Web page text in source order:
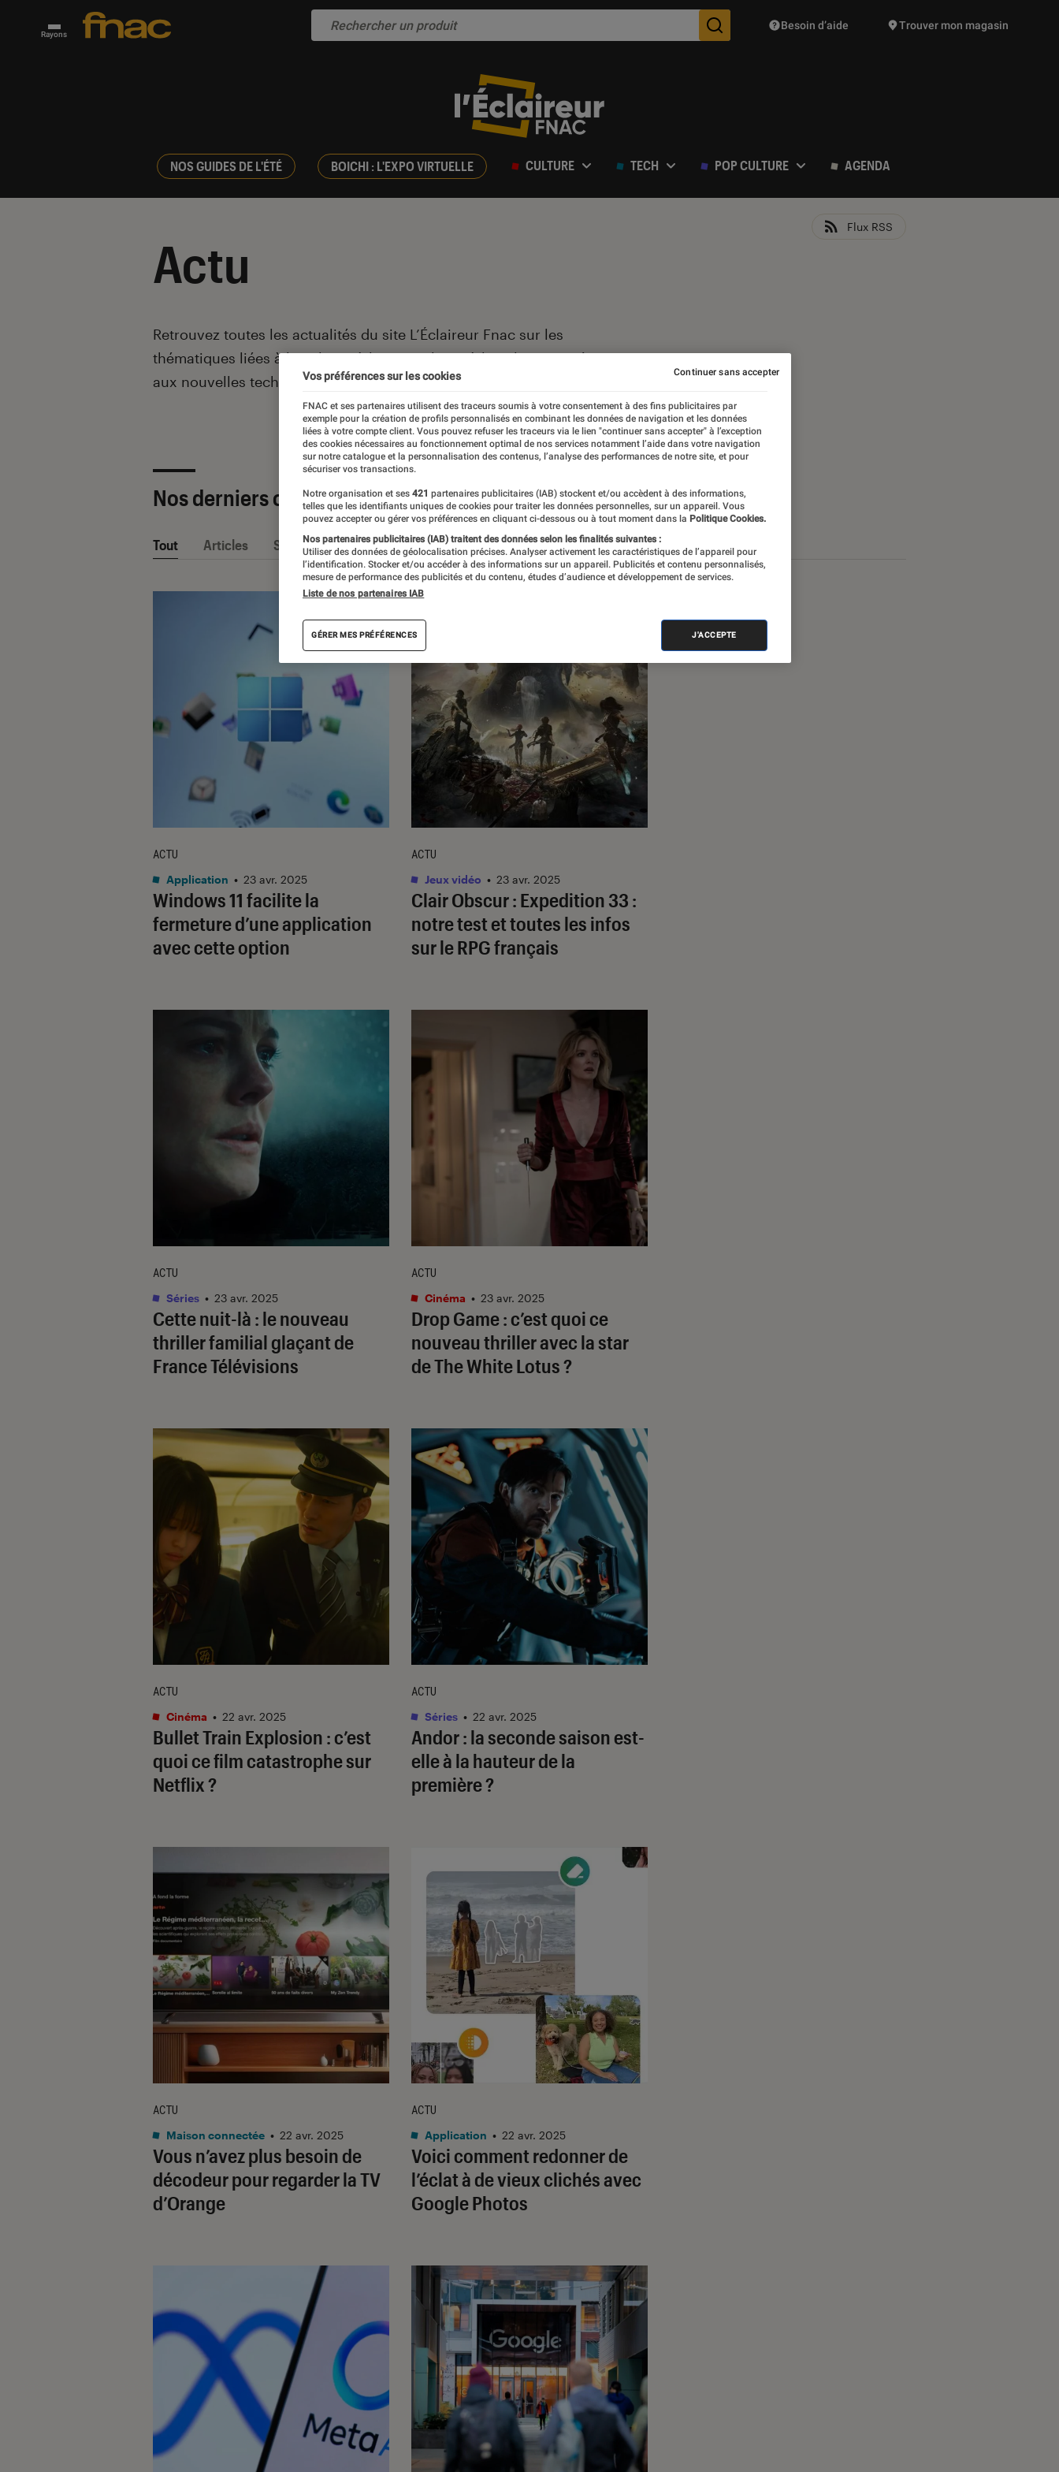
Rayons Des suggestions de produits vont vous être proposées
Besoin d’aide Trouver mon magasin
NOS GUIDES DE L'ÉTÉ BOICHI : L'EXPO VIRTUELLE CULTURE TECH POP CULTURE AGENDA
Actu
Flux RSS
Introduction
Retrouvez toutes les actualités du site L’Éclaireur Fnac sur les
thématiques liées à la culture, à la pop culture, à la culture numérique et
aux nouvelles technologies.
Nos derniers contenus
Tout Articles Sélections et guides Tests
Windows 11 facilite la
fermeture d’une application
avec cette option
ACTU
Application • 23 avr. 2025
Clair Obscur : Expedition 33 :
notre test et toutes les infos
sur le RPG français
ACTU
Jeux vidéo • 23 avr. 2025
Cette nuit-là : le nouveau
thriller familial glaçant de
France Télévisions
ACTU
Séries • 23 avr. 2025
Drop Game: c’est quoi ce
nouveau thriller avec la star
deThe White Lotus ?
ACTU
Cinéma • 23 avr. 2025
Bullet Train Explosion : c’est
quoi ce film catastrophe sur
Netflix ?
ACTU
Cinéma • 22 avr. 2025
Andor: la seconde saison est-
elle à la hauteur de la
première ?
ACTU
Séries • 22 avr. 2025
Vous n’avez plus besoin de
décodeur pour regarder la TV
d’Orange
ACTU
Maison connectée • 22 avr. 2025
Voici comment redonner de
l’éclat à de vieux clichés avec
Google Photos
ACTU
Application • 22 avr. 2025
Vos préférences sur les cookies
FNAC et ses partenaires utilisent des traceurs soumis à votre consentement à des fins publicitaires par
exemple pour la création de profils personnalisés en combinant les données de navigation et les données
liées à votre compte client. Vous pouvez refuser les traceurs via le lien "continuer sans accepter" à l’exception
des cookies nécessaires au fonctionnement optimal de nos services notamment l’aide dans votre navigation
sur notre catalogue et la personnalisation des contenus, l’analyse des performances de notre site, et pour
sécuriser vos transactions.
Notre organisation et ses 421 partenaires publicitaires (IAB) stockent et/ou accèdent à des informations,
telles que les identifiants uniques de cookies pour traiter les données personnelles, sur un appareil. Vous
pouvez accepter ou gérer vos préférences en cliquant ci-dessous ou à tout moment dans la Politique Cookies.
Nos partenaires publicitaires (IAB) traitent des données selon les finalités suivantes :
Utiliser des données de géolocalisation précises. Analyser activement les caractéristiques de l’appareil pour
l’identification. Stocker et/ou accéder à des informations sur un appareil. Publicités et contenu personnalisés,
mesure de performance des publicités et du contenu, études d’audience et développement de services.
Liste de nos partenaires IAB
GÉRER MES PRÉFÉRENCES J'ACCEPTE
Continuer sans accepter